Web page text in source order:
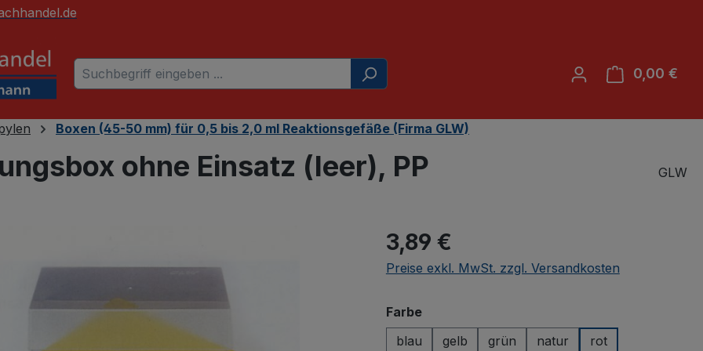
0,00 €
Boxen (45-50 mm) für 0,5 bis 2,0 ml Reaktionsgefäße (Firma GLW)
ohne Einsatz (leer), PP GLW
3,89 €
Preise exkl. MwSt. zzgl. Versandkosten
Farbeauswählen
blau
gelb grün natur rot